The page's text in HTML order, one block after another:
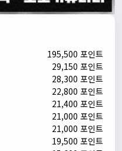
195,500 포인트
29,150 포인트
28,300 포인트
22,800 포인트
21,400 포인트
21,000 포인트
21,000 포인트
19,500 포인트